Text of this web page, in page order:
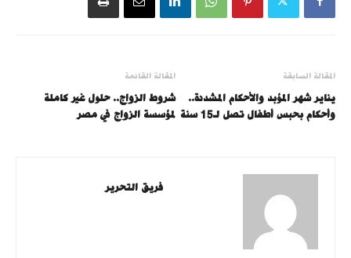
المقالة السابقة
يناير شهر المؤبد والأحكام المشددة..
وأحكام بحبس أطفال تصل لـ15 سنة
المقالة القادمة
شروط الزواج.. حلول غير كاملة
لمؤسسة الزواج في مصر
فريق التحرير